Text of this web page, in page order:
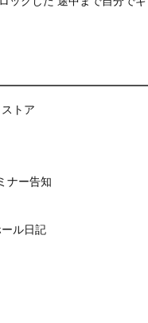
トア
ナー告知
ル日記